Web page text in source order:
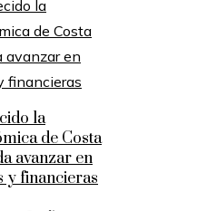
la
de Costa
avanzar en
y financieras